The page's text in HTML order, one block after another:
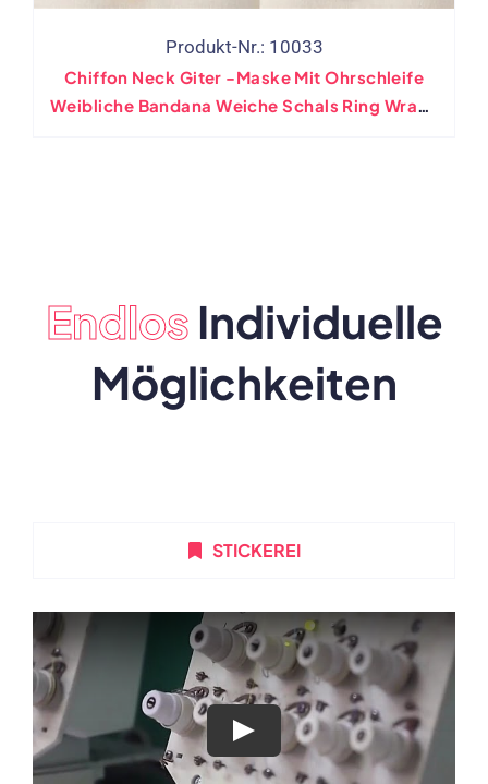
Produkt-Nr.: 10033
Chiffon Neck Giter -Maske Mit Ohrschleife
Weibliche Bandana Weiche Schals Ring Wraps
EndlosIndividuelle
Möglichkeiten
STICKEREI